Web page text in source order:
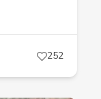
252